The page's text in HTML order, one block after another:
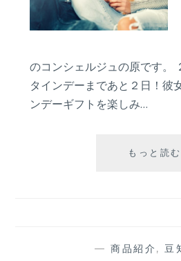
のコンシェルジュの原です。
タインデーまであと２日！彼
ンデーギフトを楽しみ…
もっと読む
—商品紹介 ,豆